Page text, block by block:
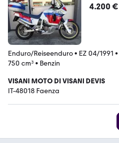
4.200 €
Enduro/Reiseenduro• EZ 04/1991 •
750 cm³• Benzin
VISANI MOTO DI VISANI DEVIS
IT-48018 Faenza